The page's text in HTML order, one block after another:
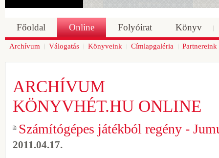
Főoldal Online Folyóirat Könyv
Archívum Válogatás Könyveink Címlapgaléria Partnereink
ARCHÍVUM
KÖNYVHÉT.HU ONLINE
Számítógépes játékból regény -
2011.04.17.